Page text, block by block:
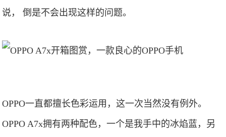
说， 倒是不会出现这样的问题。
OPPO一直都擅长色彩运用，这一次当然没有例外。
OPPO A7x拥有两种配色，一个是我手中的冰焰蓝，另